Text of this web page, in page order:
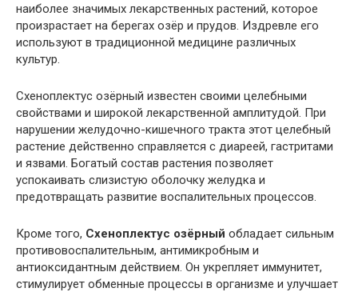
наиболее значимых лекарственных растений, которое
произрастает на берегах озёр и прудов. Издревле его
используют в традиционной медицине различных
культур.
Схеноплектус озёрный известен своими целебными
свойствами и широкой лекарственной амплитудой. При
нарушении желудочно-кишечного тракта этот целебный
растение действенно справляется с диареей, гастритами
и язвами. Богатый состав растения позволяет
успокаивать слизистую оболочку желудка и
предотвращать развитие воспалительных процессов.
Кроме того, Схеноплектус озёрный обладает сильным
противовоспалительным, антимикробным и
антиоксидантным действием. Он укрепляет иммунитет,
стимулирует обменные процессы в организме и улучшает